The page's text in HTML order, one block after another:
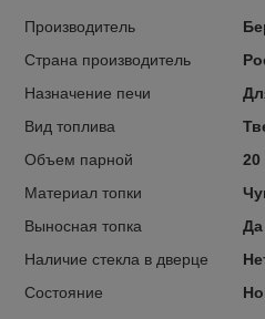
Производитель
Страна производитель
Назначение печи
Вид топлива
Объем парной
20
Материал топки
Выносная топка
Да
Наличие стекла в дверце
Состояние